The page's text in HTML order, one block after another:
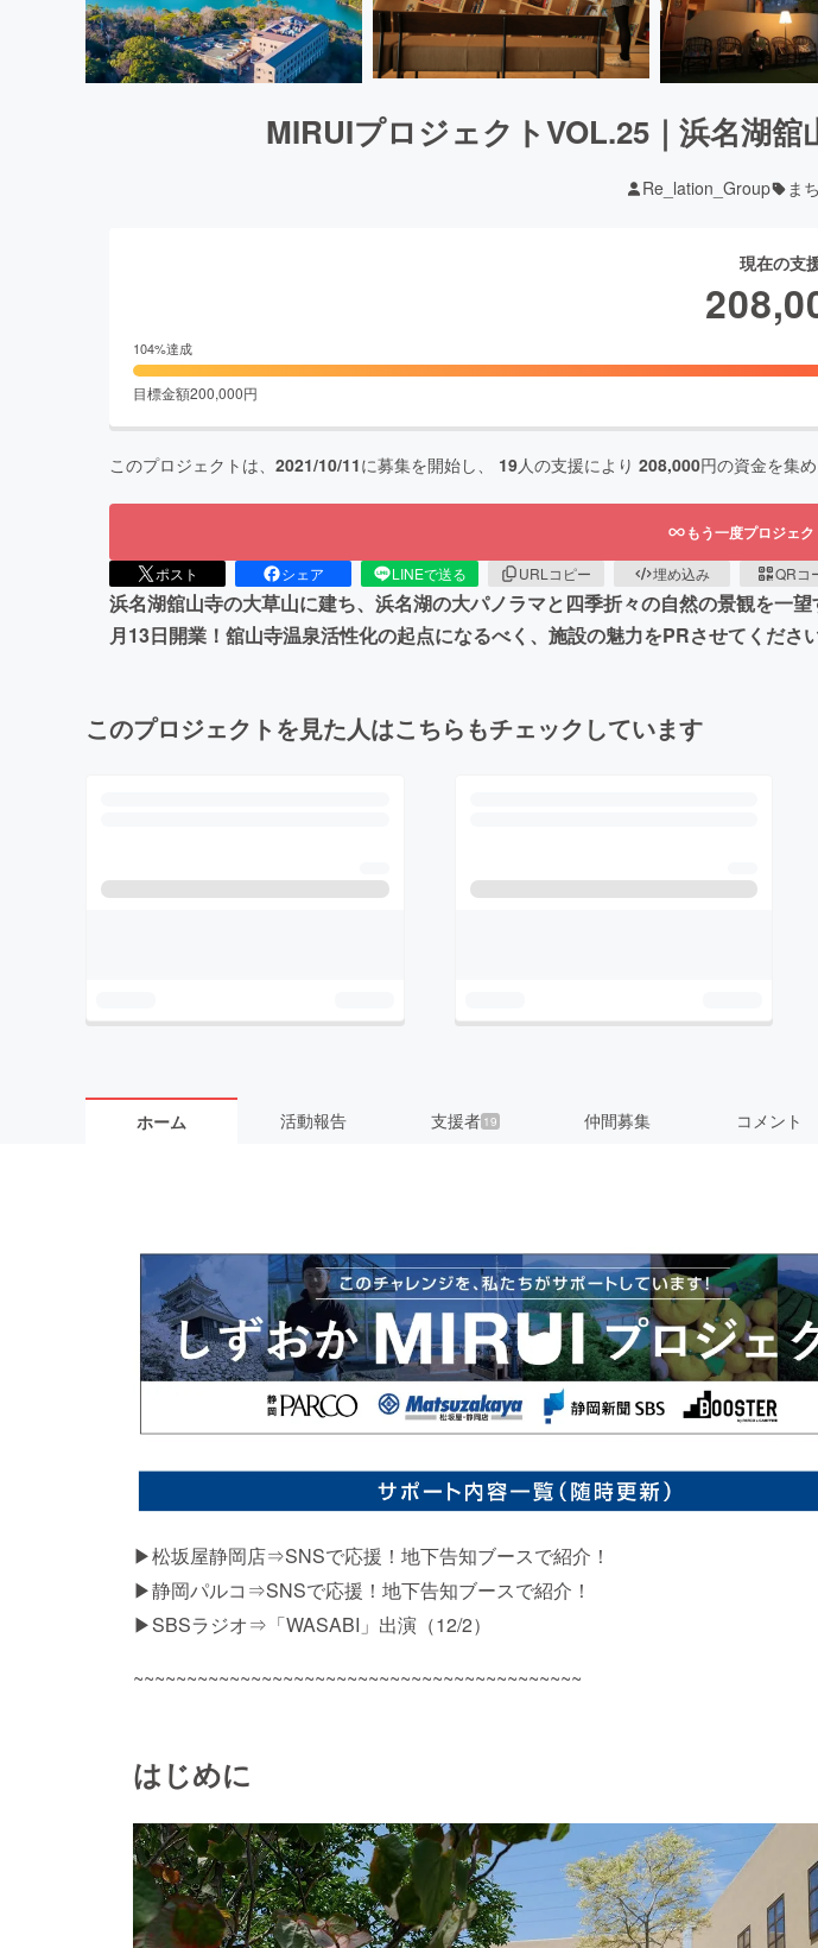
MIRUIプロジェクトVOL.25｜浜名湖舘
Re_lation_Group ま
現在の支
104%達成
目標金額200,000円
このプロジェクトは、 2021/10/11に募集を開始し、 19人の支援により 208,000円の資金を集め
もう一度プロジェ
ポスト シェア LINEで送る URLコピー 埋め込み QRコ
浜名湖舘山寺の大草山に建ち、浜名湖の大パノラマと四季折々の自然の景観を一
月13日開業！舘山寺温泉活性化の起点になるべく、施設の魅力をPRさせてくださ
このプロジェクトを見た人はこちらもチェックしています
ホーム 活動報告 支援者 19 仲間募集 コメント
▶松坂屋静岡店⇒SNSで応援！地下告知ブースで紹介！
▶静岡パルコ⇒SNSで応援！地下告知ブースで紹介！
▶SBSラジオ⇒「WASABI」出演（12/2）
~~~~~~~~~~~~~~~~~~~~~~~~~~~~~~~~~~~~~~~~~~
はじめに